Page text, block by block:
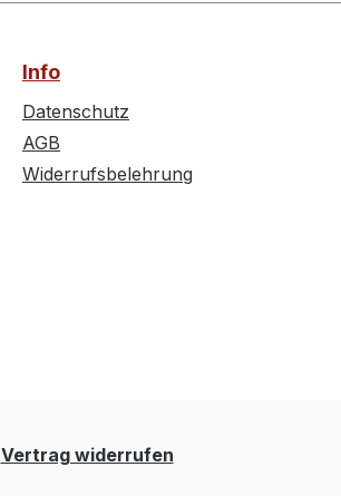
Info
Datenschutz
AGB
Widerrufsbelehrung
Vertrag widerrufen